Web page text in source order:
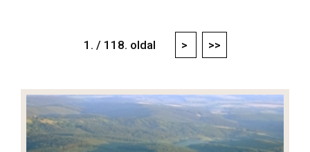
1. / 118. oldal > >>